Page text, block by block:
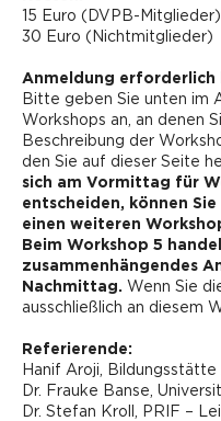
15 Euro (DVPB-Mitglieder)
30 Euro (Nichtmitglieder)
Anmeldung erforderlich
Bitte geben Sie unten im
Workshops an, an denen
Beschreibung der
den Sie auf dieser Seite
sich am Vormittag für
entscheiden, können
einen weiteren
Beim Workshop 5
zusammenhängendes
Nachmittag. Wenn Sie
ausschließlich an diesem
Referierende:
Hanif Aroji, Bildungsstätte
Dr. Frauke Banse,
Dr. Stefan Kroll, PRIF –